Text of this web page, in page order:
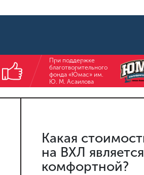
При поддержке
благотворительного
фонда «Юмас» им.
Ю. М. Асаилова
Какая
на ВХЛ
комфортной?